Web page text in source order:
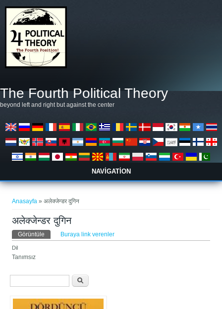
The Fourth Political Theory
beyond left and right but against the center
NAVIGATION
Buradasınız
Anasayfa » अलेक्जेन्डर दुगिन
अलेक्जेन्डर दुगिन
Birincil sekmeler
Görüntüle (etkin sekme)
Buraya link verenler
Dil
Tanımsız
Arama formu